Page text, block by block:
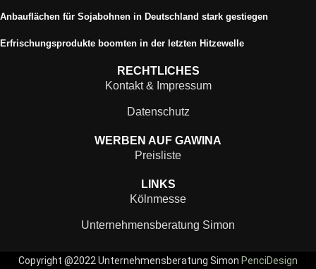
Anbauflächen für Sojabohnen in Deutschland stark gestiegen
Erfrischungsprodukte boomten in der letzten Hitzewelle
RECHTLICHES
Kontakt & Impressum
Datenschutz
WERBEN AUF GAWINA
Preisliste
LINKS
Kölnmesse
Unternehmensberatung Simon
Copyright @2022 Unternehmensberatung Simon PenciDesign